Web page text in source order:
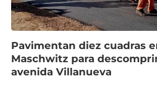
Pavimentan diez cuadras
Maschwitz para
avenida Villanueva